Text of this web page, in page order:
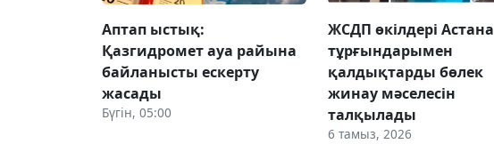
Аптап ыстық:
Қазгидромет ауа райына
байланысты ескерту
жасады
Бүгін, 05:00
ЖСДП өкілдері Астана
тұрғындарымен
қалдықтарды бөлек
жинау мәселесін
талқылады
6 тамыз, 2026